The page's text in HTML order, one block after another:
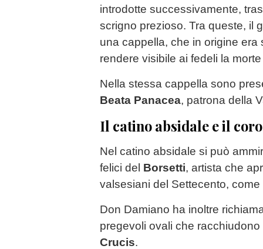
introdotte successivamente,
scrigno prezioso. Tra queste, il
una cappella, che in origine era
rendere visibile ai fedeli la
Nella stessa cappella sono
Beata Panacea, patrona della
Il catino absidale e il
Nel catino absidale si può
felici del Borsetti, artista che
valsesiani del Settecento,
Don Damiano ha inoltre
pregevoli ovali che
Crucis.